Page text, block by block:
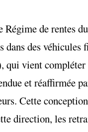
de rentes
des
vient compléter
et réaffirmée
Cette
direction, les